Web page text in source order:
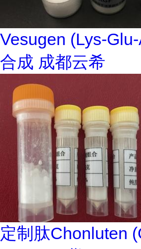
Vesugen (Lys-
合成 成都云希
定制肽Chonluten